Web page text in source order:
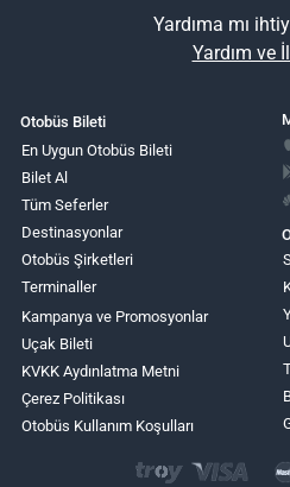
Yardıma mı
Yardım ve
Otobüs Bileti
En Uygun Otobüs Bileti
Bilet Al
Tüm Seferler
Destinasyonlar
Otobüs Şirketleri
Terminaller
Kampanya ve Promosyonlar
Uçak Bileti
KVKK Aydınlatma Metni
Çerez Politikası
Otobüs Kullanım Koşulları